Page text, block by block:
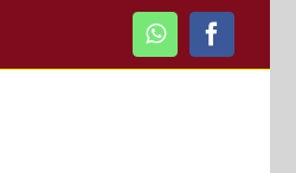
WhatsApp